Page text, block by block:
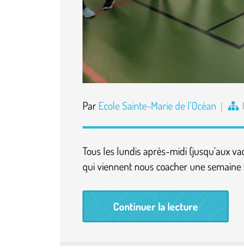
Par Ecole Sainte-Marie de l'Océan
Tous les lundis après-midi (jusqu’aux
qui viennent nous coacher une semaine
Continuer la lecture